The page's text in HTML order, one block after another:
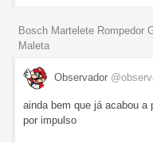
Bosch Martelete Rompedor
Maleta
Observador
ainda bem que já acabou
por impulso